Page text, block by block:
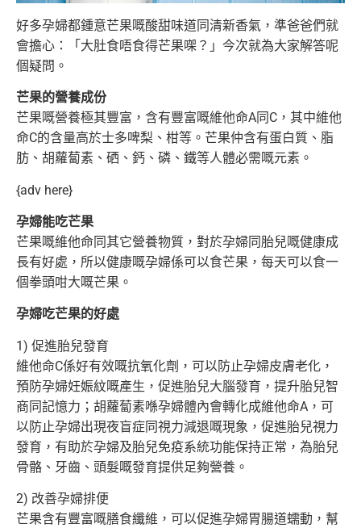
好多孕婦都鍾意芒果嘅酸甜味道同清新香氣，準爸爸們就
會擔心：「大肚食唔食得芒果㗎？」今次就為大家解答呢
個疑問。
芒果的營養成份
芒果嘅營養極其豐富，含有豐富嘅維他命A同C，其中維他
命C的含量高於士多啤梨、柑等。芒果仲含有蛋白質、脂
肪、胡蘿蔔素、 硒、鈣、磷、鐵等人體必需嘅元素。
{adv here}
孕婦能吃芒果
芒果嘅維他命同其它營養物質，對於孕婦同胎兒嘅健康成
長有好處，所以健康嘅孕婦係可以食芒果，每天可以食一
個拳頭咁大嘅芒果。
孕婦吃芒果的好處
1) 促進胎兒發育
維他命C係好有效嘅抗氧化劑，可以防止孕婦皮膚老化，
預防孕婦妊娠紋嘅產生，促進胎兒大腦發育，提升胎兒智
商同記憶力； 胡蘿蔔素喺孕婦體內會轉化成維他命A，可
以防止孕婦出現夜盲症同視力減退嘅現象，促進胎兒視力
發育，有助於孕婦及胎兒免疫系統功能保持正常，為胎兒
骨骼、牙齒、頭髮嘅發育提供足夠營養。
2) 改善孕婦排便
芒果含有豐富嘅膳食纖維，可以促進孕婦胃腸道蠕動，幫